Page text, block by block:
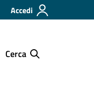
Accedi
Cerca